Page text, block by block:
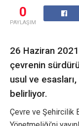
0
PAYLAŞIM
26 Haziran
çevrenin
usul ve
belirliyor.
Çevre ve Şehircilik